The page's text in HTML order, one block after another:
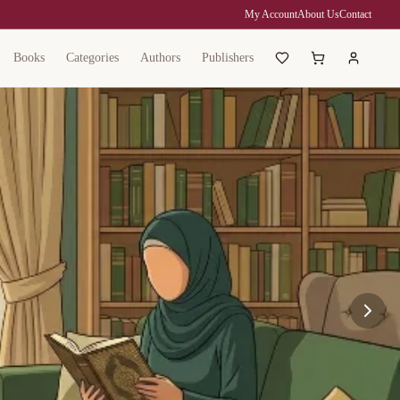
My AccountAbout UsContact
Books Categories Authors Publishers